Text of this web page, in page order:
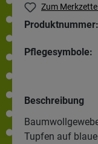
Zum
Produktnummer:
Pflegesymbole:
Beschreibung
Tupfen auf